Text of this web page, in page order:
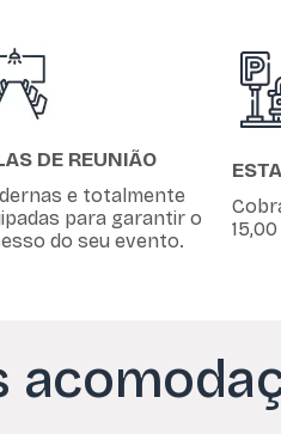
DE REUNIÃO
e totalmente
para garantir o
do seu evento.